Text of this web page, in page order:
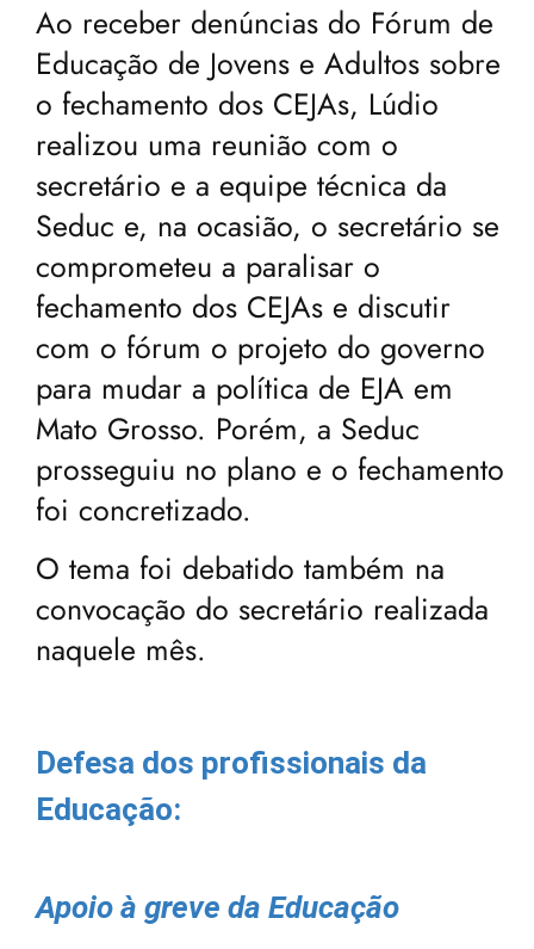
Ao receber denúncias do Fórum de
Educação de Jovens e Adultos sobre
o fechamento dos CEJAs, Lúdio
realizou uma reunião com o
secretário e a equipe técnica da
Seduc e, na ocasião, o secretário se
comprometeu a paralisar o
fechamento dos CEJAs e discutir
com o fórum o projeto do governo
para mudar a política de EJA em
Mato Grosso. Porém, a Seduc
prosseguiu no plano e o fechamento
foi concretizado.
O tema foi debatido também na
convocação do secretário realizada
naquele mês.
Defesa dos profissionais da
Educação:
Apoio à greve da Educação